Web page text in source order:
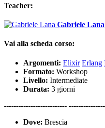
Teacher:
Gabriele Lana
Vai alla scheda corso:
Argomenti: Elixir Erlang
Formato: Workshop
Livello: Intermediate
Durata: 3 giorni
--------------------------
Dove: Brescia